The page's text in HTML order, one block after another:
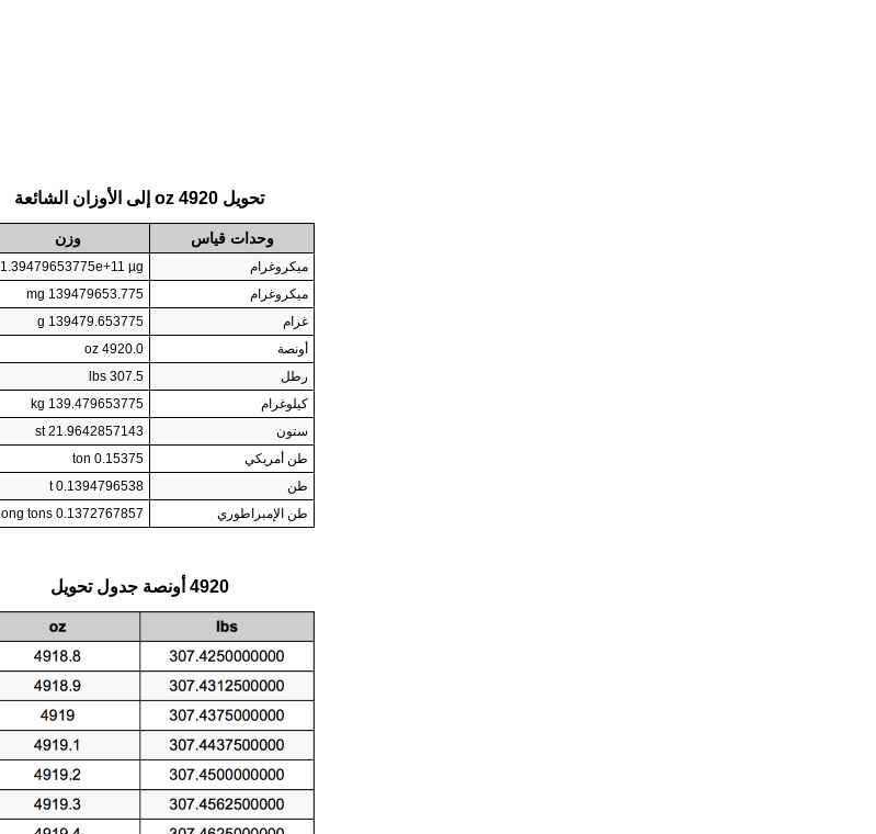
تحويل 4920 oz إلى الأوزان الشائعة
وحدات قياس وزن
ميكروغرام
1.39479653775e+11 µg
ميكروغرام
139479653.775 mg
غرام
139479.653775 g
أونصة
4920.0 oz
رطل
307.5 lbs
كيلوغرام
139.479653775 kg
ستون
21.9642857143 st
طن أمريكي
0.15375 ton
طن
0.1394796538 t
طن الإمبراطوري
0.1372767857 Long tons
4920 أونصة جدول تحويل